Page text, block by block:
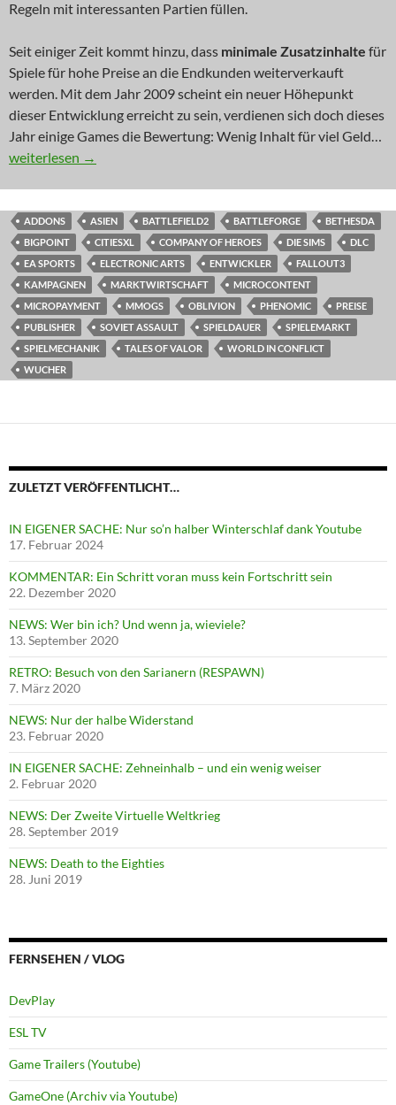
Regeln mit interessanten Partien füllen.
Seit einiger Zeit kommt hinzu, dass minimale Zusatzinhalte für
Spiele für hohe Preise an die Endkunden weiterverkauft
werden. Mit dem Jahr 2009 scheint ein neuer Höhepunkt
dieser Entwicklung erreicht zu sein, verdienen sich doch dieses
Jahr einige Games die Bewertung: Wenig Inhalt für viel Geld…
KOMMENTAR: Mini-Addons für Maxi-Money?
weiterlesen →
ADDONS ASIEN BATTLEFIELD2 BATTLEFORGE
BETHESDA
BIGPOINT
CITIESXL COMPANY OF HEROES DIE SIMS
DLC
EA SPORTS
ELECTRONIC ARTS ENTWICKLER
FALLOUT3
KAMPAGNEN
MARKTWIRTSCHAFT
MICROCONTENT
MICROPAYMENT
MMOGS OBLIVION PHENOMIC
PREISE
PUBLISHER
SOVIET ASSAULT SPIELDAUER
SPIELEMARKT
SPIELMECHANIK
TALES OF VALOR
WORLD IN CONFLICT
WUCHER
ZULETZT VERÖFFENTLICHT…
IN EIGENER SACHE: Nur so’n halber Winterschlaf dank Youtube
17. Februar 2024
KOMMENTAR: Ein Schritt voran muss kein Fortschritt sein
22. Dezember 2020
NEWS: Wer bin ich? Und wenn ja, wieviele?
13. September 2020
RETRO: Besuch von den Sarianern (RESPAWN)
7. März 2020
NEWS: Nur der halbe Widerstand
23. Februar 2020
IN EIGENER SACHE: Zehneinhalb – und ein wenig weiser
2. Februar 2020
NEWS: Der Zweite Virtuelle Weltkrieg
28. September 2019
NEWS: Death to the Eighties
28. Juni 2019
FERNSEHEN / VLOG
DevPlay
ESL TV
Game Trailers (Youtube)
GameOne (Archiv via Youtube)